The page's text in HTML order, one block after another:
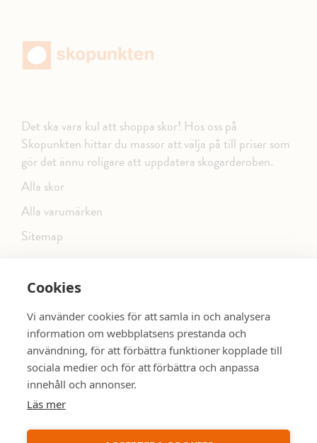
Cookies
Vi använder cookies för att samla in och analysera
information om webbplatsens prestanda och
användning, för att förbättra funktioner kopplade till
sociala medier och för att förbättra och anpassa
innehåll och annonser.
Läs mer
Det ska vara kul att shoppa skor! Hos oss på
Skopunkten hittar du massor att välja på till priser som
gör det ännu roligare att uppdatera skogarderoben.
Alla skor
Alla varumärken
Sitemap
FÖLJ OSS PÅ SOCIALA MEDIER
SE MER SKOR: dinsko.se